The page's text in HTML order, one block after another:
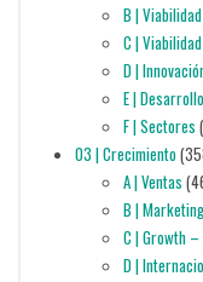
B |
C |
D |
E |
F | Sectores
03 | Crecimiento
A | Ventas
B | Marketing
C | Growth
D |